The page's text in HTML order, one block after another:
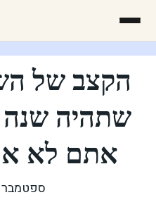
הקצב של
שתהיה שנה
אתם לא
ספטמבר 12, 2023